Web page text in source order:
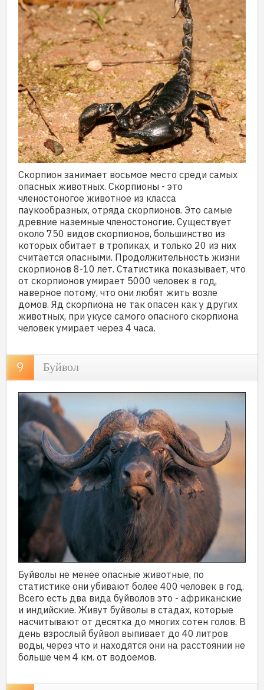
Скорпион занимает восьмое место среди самых
опасных животных. Скорпионы - это
членостоногое животное из класса
паукообразных, отряда скорпионов. Это самые
древние наземные членостоногие. Существует
около 750 видов скорпионов, большинство из
которых обитает в тропиках, и только 20 из них
считается опасными. Продолжительность жизни
скорпионов 8-10 лет. Статистика показывает, что
от скорпионов умирает 5000 человек в год,
наверное потому, что они любят жить возле
домов. Яд скорпиона не так опасен как у других
животных, при укусе самого опасного скорпиона
человек умирает через 4 часа.
Буйвол
Буйволы не менее опасные животные, по
статистике они убивают более 400 человек в год.
Всего есть два вида буйволов это - африканские
и индийские. Живут буйволы в стадах, которые
насчитывают от десятка до многих сотен голов. В
день взрослый буйвол выпивает до 40 литров
воды, через что и находятся они на расстоянии не
больше чем 4 км. от водоемов.